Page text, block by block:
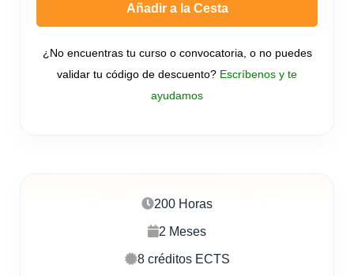
200 Horas
2 Meses
8 créditos ECTS
Añadir a la Cesta
¿No encuentras tu curso o convocatoria, o no puedes
validar tu código de descuento? Escríbenos y te
ayudamos